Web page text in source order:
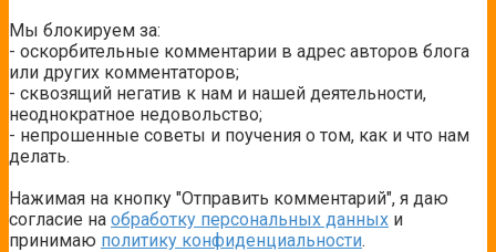
Мы блокируем за:
- оскорбительные комментарии в адрес авторов блога
или других комментаторов;
- сквозящий негатив к нам и нашей деятельности,
неоднократное недовольство;
- непрошенные советы и поучения о том, как и что нам
делать.
Нажимая на кнопку "Отправить комментарий", я даю
согласие на обработку персональных данных и
принимаю политику конфиденциальности.